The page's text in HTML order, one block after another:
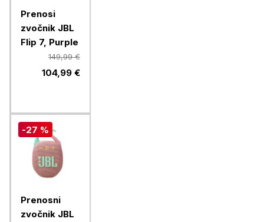
Prenosi
zvočnik JBL
Flip 7, Purple
149,99 €
104,99 €
-27 %
Prenosni
zvočnik JBL